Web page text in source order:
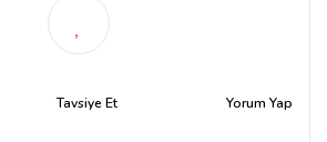
Tavsiye Et Yorum Yap